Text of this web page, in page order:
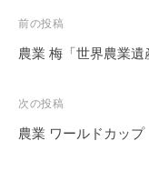
投
稿
ビ
ゲ
前の投稿
農業 梅「世界農業遺
次の投稿
農業 ワールドカップ